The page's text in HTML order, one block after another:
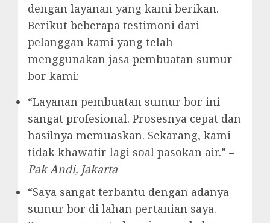
dengan layanan yang kami berikan.
Berikut beberapa testimoni dari
pelanggan kami yang telah
menggunakan jasa pembuatan sumur
bor kami:
“Layanan pembuatan sumur bor ini
sangat profesional. Prosesnya cepat dan
hasilnya memuaskan. Sekarang, kami
tidak khawatir lagi soal pasokan air.” –
Pak Andi, Jakarta
“Saya sangat terbantu dengan adanya
sumur bor di lahan pertanian saya.